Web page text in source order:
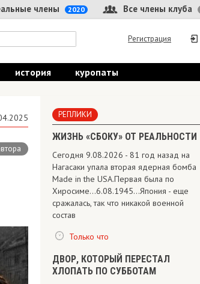
Все члены клуба
члены 2020
Регистрация
история куропаты
РЕПЛИКИ
ЖИЗНЬ «СБОКУ» ОТ РЕАЛЬНОСТИ
Сегодня 9.08.2026 - 81 год назад на
Нагасаки упала вторая ядерная бомба
Made in the USA.Первая была по
Хиросиме...6.08.1945...Япония - еще
сражалась, так что никакой военной
состав
Только что
ДВОР, КОТОРЫЙ ПЕРЕСТАЛ
ХЛОПАТЬ ПО СУББОТАМ